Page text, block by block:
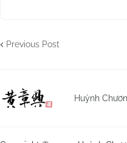
Previous Post
Huỳnh